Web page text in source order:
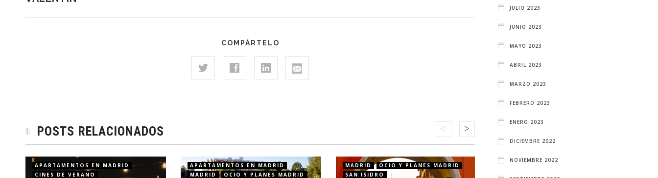
COMPÁRTELO
POSTS RELACIONADOS
APARTAMENTOS EN MADRID
CINES DE VERANO
APARTAMENTOS EN MADRID
MADRID
OCIO Y PLANES MADRID
MADRID
OCIO Y PLANES MADRID
SAN ISIDRO
BARES CLANDESTINOS
OCIO Y PLANES MADRID
JULIO 2023
JUNIO 2023
MAYO 2023
ABRIL 2023
MARZO 2023
FEBRERO 2023
ENERO 2023
DICIEMBRE 2022
NOVIEMBRE 2022